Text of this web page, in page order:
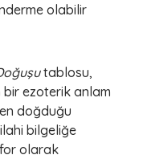
olabilir
tablosu,
ezoterik anlam
doğduğu
bilgeliğe
olarak